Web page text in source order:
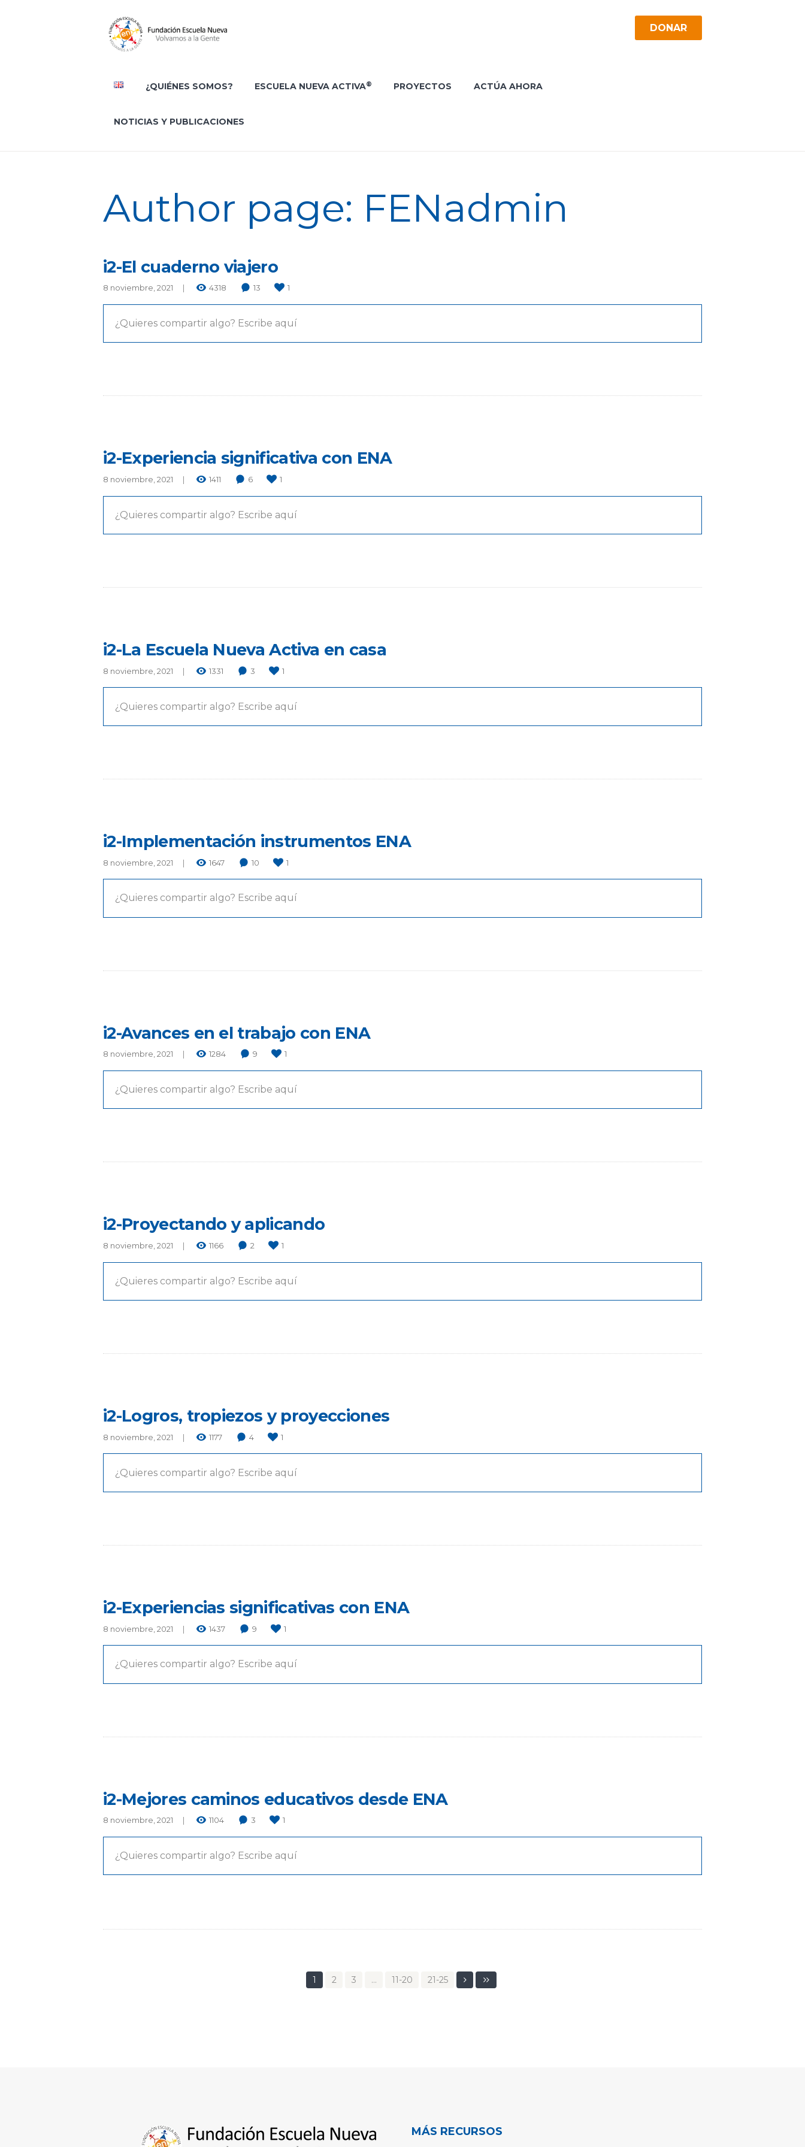
DONAR
¿QUIÉNES SOMOS? ESCUELA NUEVA ACTIVA® PROYECTOS ACTÚA AHORA
NOTICIAS Y PUBLICACIONES
Author page: FENadmin
i2-El cuaderno viajero
8 noviembre, 2021 4318 13 1
¿Quieres compartir algo? Escribe aquí
i2-Experiencia significativa con ENA
8 noviembre, 2021 1411 6 1
¿Quieres compartir algo? Escribe aquí
i2-La Escuela Nueva Activa en casa
8 noviembre, 2021 1331 3 1
¿Quieres compartir algo? Escribe aquí
i2-Implementación instrumentos ENA
8 noviembre, 2021 1647 10 1
¿Quieres compartir algo? Escribe aquí
i2-Avances en el trabajo con ENA
8 noviembre, 2021 1284 9 1
¿Quieres compartir algo? Escribe aquí
i2-Proyectando y aplicando
8 noviembre, 2021 1166 2 1
¿Quieres compartir algo? Escribe aquí
i2-Logros, tropiezos y proyecciones
8 noviembre, 2021 1177 4 1
¿Quieres compartir algo? Escribe aquí
i2-Experiencias significativas con ENA
8 noviembre, 2021 1437 9 1
¿Quieres compartir algo? Escribe aquí
i2-Mejores caminos educativos desde ENA
8 noviembre, 2021 1104 3 1
¿Quieres compartir algo? Escribe aquí
1 2 3 … 11-20 21-25
MÁS RECURSOS